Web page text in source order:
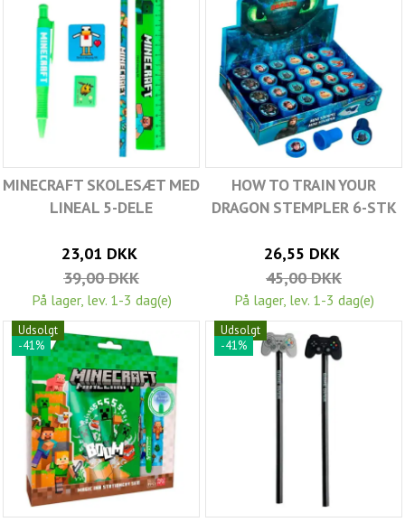
MINECRAFT SKOLESÆT MED
LINEAL 5-DELE
23,01 DKK
39,00 DKK
På lager, lev. 1-3 dag(e)
HOW TO TRAIN YOUR
DRAGON STEMPLER 6-STK
26,55 DKK
45,00 DKK
På lager, lev. 1-3 dag(e)
Udsolgt
-41%
Udsolgt
-41%